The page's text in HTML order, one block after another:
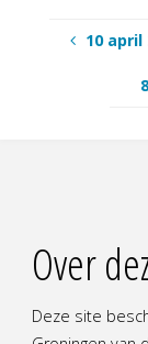
10
Over
Deze site